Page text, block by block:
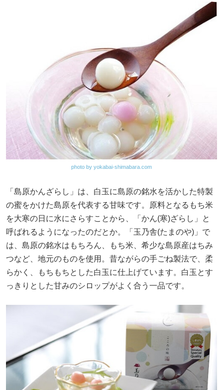
photo by yokabai-shimabara.com
「島原かんざらし」は、白玉に島原の銘水を活かした特製
の蜜をかけた島原を代表する甘味です。原料となるもち米
を大寒の日に水にさらすことから、「かん(寒)ざらし」と
呼ばれるようになったのだとか。「玉乃舎(たまのや)」で
は、島原の銘水はもちろん、もち米、希少な島原産はちみ
つなど、地元のものを使用。昔ながらの手ごね製法で、柔
らかく、もちもちとした白玉に仕上げています。白玉とす
っきりとした甘みのシロップがよく合う一品です。